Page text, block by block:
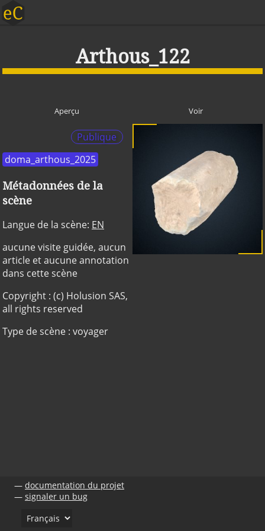
Arthous_122
Aperçu Voir
Publique
doma_arthous_2025
Métadonnées de la
scène
Langue de la scène: EN
aucune visite guidée, aucun
article et aucune annotation
dans cette scène
Copyright : (c) Holusion SAS,
all rights reserved
Type de scène : voyager
documentation du projet
signaler un bug